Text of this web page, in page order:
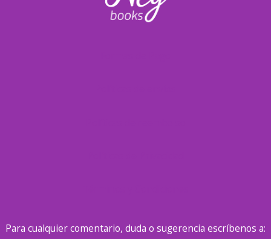
Para cualquier comentario, duda o sugerencia escríbenos a: